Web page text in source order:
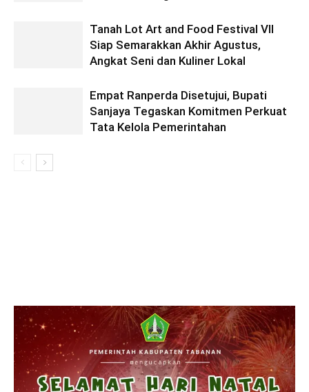
Tanah Lot Art and Food Festival VII
Siap Semarakkan Akhir Agustus,
Angkat Seni dan Kuliner Lokal
Empat Ranperda Disetujui, Bupati
Sanjaya Tegaskan Komitmen Perkuat
Tata Kelola Pemerintahan